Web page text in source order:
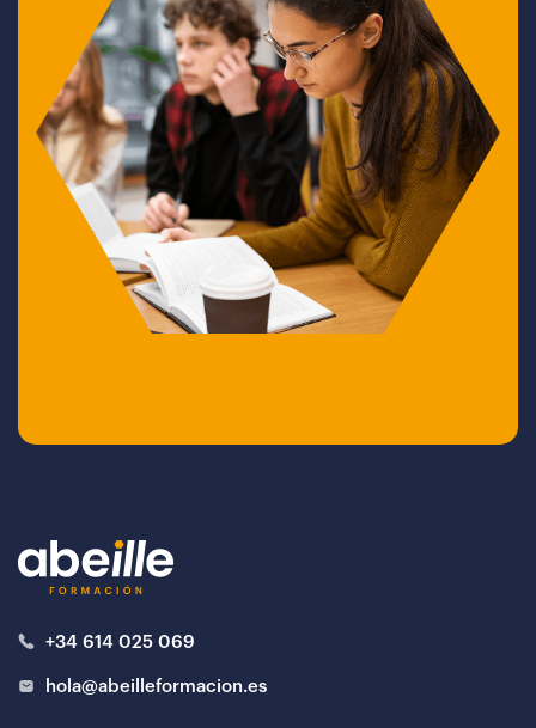
+34 614 025 069
hola@abeilleformacion.es